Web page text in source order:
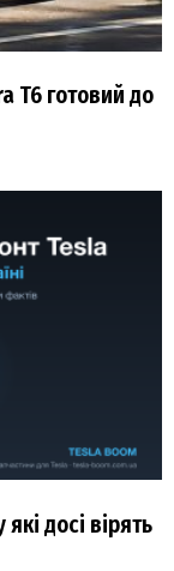
T6 готовий до
досі вірять